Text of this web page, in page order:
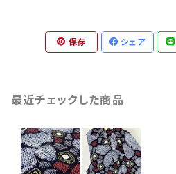
保存 シェア
最近チェックした商品